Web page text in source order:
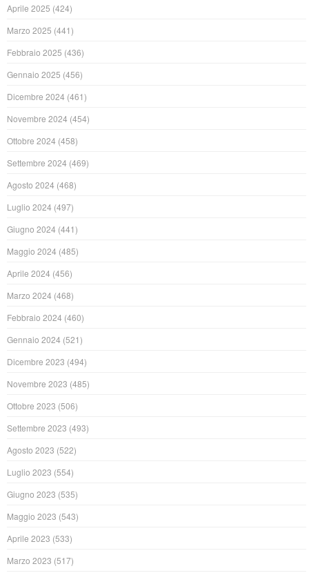
Aprile 2025 (424)
Marzo 2025 (441)
Febbraio 2025 (436)
Gennaio 2025 (456)
Dicembre 2024 (461)
Novembre 2024 (454)
Ottobre 2024 (458)
Settembre 2024 (469)
Agosto 2024 (468)
Luglio 2024 (497)
Giugno 2024 (441)
Maggio 2024 (485)
Aprile 2024 (456)
Marzo 2024 (468)
Febbraio 2024 (460)
Gennaio 2024 (521)
Dicembre 2023 (494)
Novembre 2023 (485)
Ottobre 2023 (506)
Settembre 2023 (493)
Agosto 2023 (522)
Luglio 2023 (554)
Giugno 2023 (535)
Maggio 2023 (543)
Aprile 2023 (533)
Marzo 2023 (517)